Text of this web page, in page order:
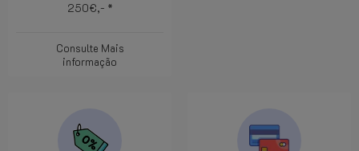
250€,- *
Consulte Mais
informação